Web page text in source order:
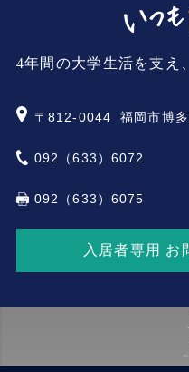
4年間の大学生活を支え
〒812-0044 福岡市博
092（633）6072
092（633）6075
入居者専用 お